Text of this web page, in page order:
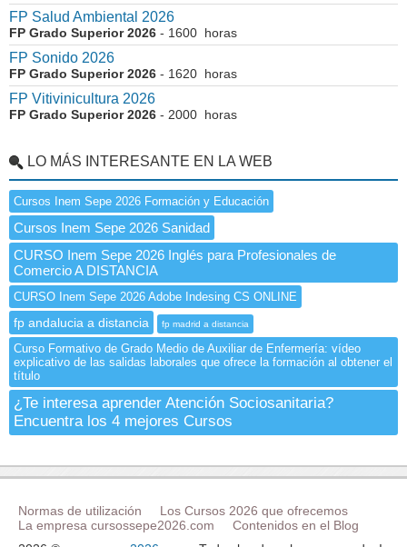
FP Salud Ambiental 2026
FP Grado Superior 2026 - 1600 horas
FP Sonido 2026
FP Grado Superior 2026 - 1620 horas
FP Vitivinicultura 2026
FP Grado Superior 2026 - 2000 horas
LO MÁS INTERESANTE EN LA WEB
Cursos Inem Sepe 2026 Formación y Educación
Cursos Inem Sepe 2026 Sanidad
CURSO Inem Sepe 2026 Inglés para Profesionales de
Comercio A DISTANCIA
CURSO Inem Sepe 2026 Adobe Indesing CS ONLINE
fp andalucia a distancia fp madrid a distancia
Curso Formativo de Grado Medio de Auxiliar de Enfermería: vídeo
explicativo de las salidas laborales que ofrece la formación al obtener el
título
¿Te interesa aprender Atención Sociosanitaria?
Encuentra los 4 mejores Cursos
Normas de utilización
Los Cursos 2026 que ofrecemos
La empresa cursossepe2026.com
Contenidos en el Blog